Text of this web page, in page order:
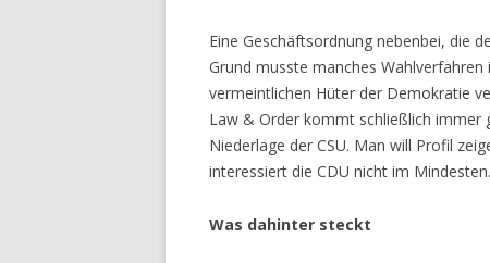
Eine Geschäftsordnung nebenbei, die
Grund musste manches
vermeintlichen Hüter der Demokratie
Law & Order kommt schließlich immer
Niederlage der CSU. Man will Profil
interessiert die CDU nicht im
Was dahinter steckt